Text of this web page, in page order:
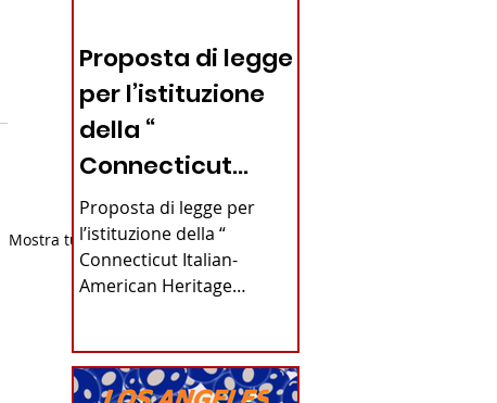
Mostra tutti
Proposta di legge
per l’istituzione
della “
Connecticut
Italian-American
Heritage
Commission”
Connecticut
Proposta di legge per
l’istituzione della “
Connecticut Italian-
American Heritage
Alfonso...